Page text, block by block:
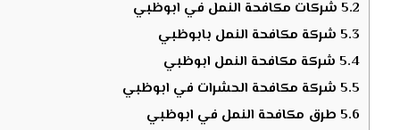
5.2شركات مكافحة النمل في ابوظبي
5.3شركة مكافحة النمل بابوظبي
5.4شركة مكافحة النمل ابوظبي
5.5شركة مكافحة الحشرات في ابوظبي
5.6طرق مكافحة النمل في ابوظبي